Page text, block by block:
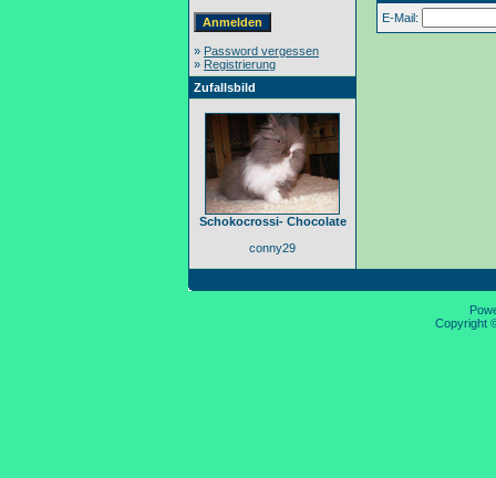
» Password vergessen
» Registrierung
Zufallsbild
Schokocrossi- Chocolate
conny29
E-Mail:
Copyright